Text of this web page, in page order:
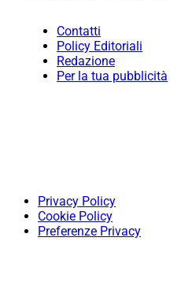
Contatti
Policy Editoriali
Redazione
Per la tua pubblicità
Privacy Policy
Cookie Policy
Preferenze Privacy